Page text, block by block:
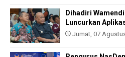
Dihadiri
Luncurkan
Jumat, 07